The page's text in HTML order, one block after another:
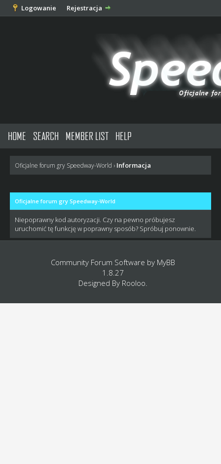
Logowanie Rejestracja
HOME SEARCH MEMBER LIST HELP
Oficjalne forum gry Speedway-World › Informacja
Oficjalne forum gry Speedway-World
Niepoprawny kod autoryzacji. Czy na pewno próbujesz
uruchomić tę funkcję w poprawny sposób? Spróbuj ponownie.
Community Forum Software by MyBB
1.8.27
Designed By Rooloo.